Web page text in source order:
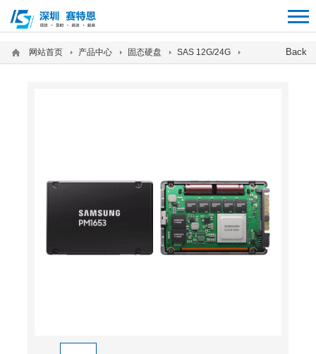
Back
网站首页 产品中心 固态硬盘 SAS 12G/24G